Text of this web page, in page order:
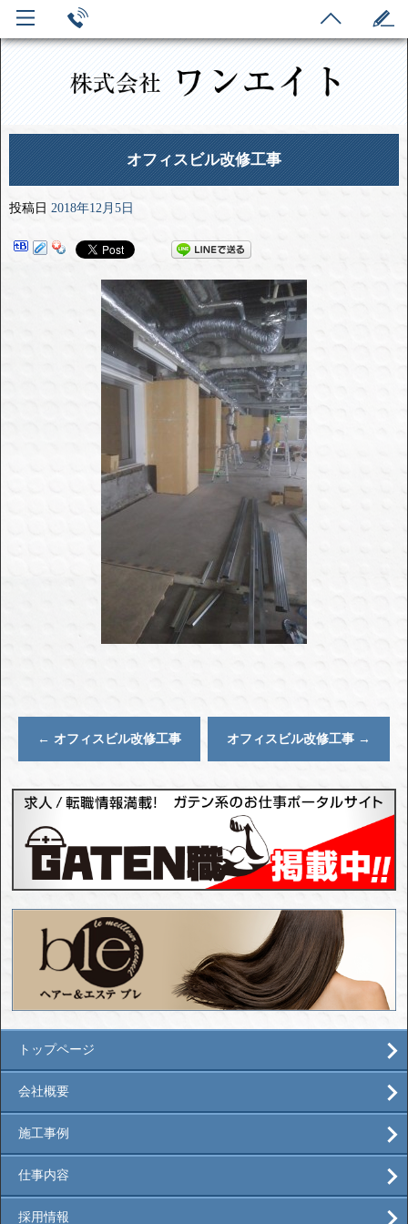
オフィスビル改修工事
投稿日 2018年12月5日
← オフィスビル改修工事 オフィスビル改修工事 →
トップページ
会社概要
施工事例
仕事内容
採用情報